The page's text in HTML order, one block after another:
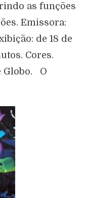
as funções
Emissora:
de 18 de
Cores.
Globo. O